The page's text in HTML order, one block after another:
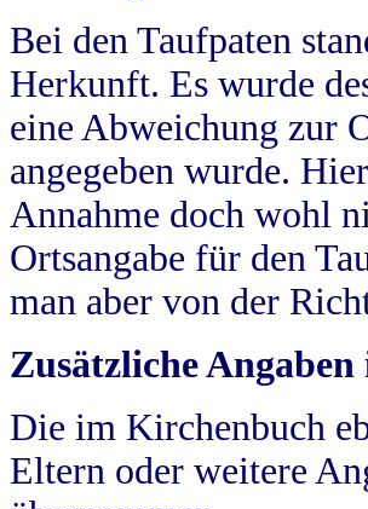
Bei den Taufpaten
Herkunft. Es wurde
eine Abweichung zur
angegeben wurde.
Annahme doch wohl
Ortsangabe für den
man aber von der
Zusätzliche
Die im Kirchenbuch
Eltern oder weitere